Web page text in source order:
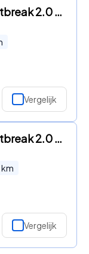
Mazda 6 - Sportbreak 2.0 SkyActiv-G 165 Comfort
Vergelijk
Mazda 6 - Sportbreak 2.0 CiTD Executive Ambition ZO WEG PRIJSJE
km
Vergelijk